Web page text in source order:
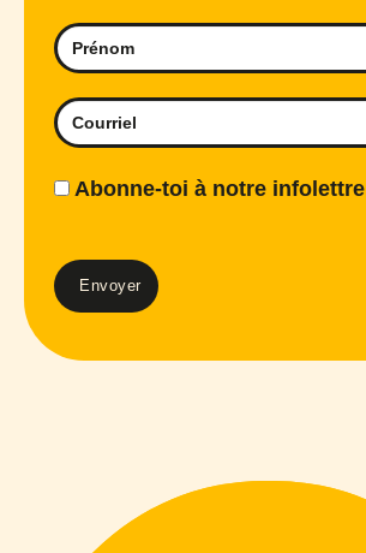
Abonne-toi à notre infolettre